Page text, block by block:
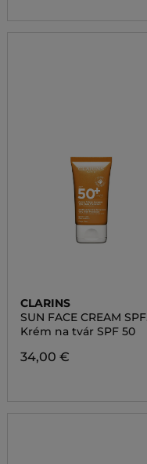
CLARINS
SUN FACE CREAM SPF
50
Krém na tvár SPF 50
34,00 €